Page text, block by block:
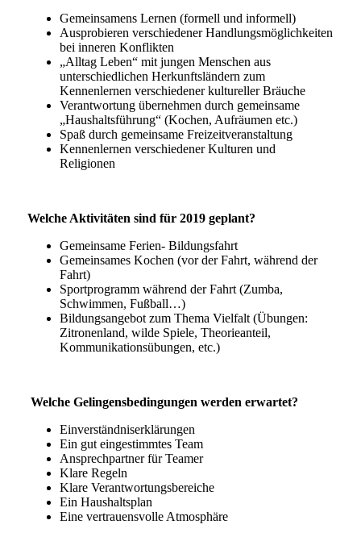
Gemeinsamens Lernen (formell und informell)
Ausprobieren verschiedener Handlungsmöglichkeiten
bei inneren Konflikten
„Alltag Leben“ mit jungen Menschen aus
unterschiedlichen Herkunftsländern zum
Kennenlernen verschiedener kultureller Bräuche
Verantwortung übernehmen durch gemeinsame
„Haushaltsführung“ (Kochen, Aufräumen etc.)
Spaß durch gemeinsame Freizeitveranstaltung
Kennenlernen verschiedener Kulturen und
Religionen
Welche Aktivitäten sind für 2019 geplant?
Gemeinsame Ferien- Bildungsfahrt
Gemeinsames Kochen (vor der Fahrt, während der
Fahrt)
Sportprogramm während der Fahrt (Zumba,
Schwimmen, Fußball…)
Bildungsangebot zum Thema Vielfalt (Übungen:
Zitronenland, wilde Spiele, Theorieanteil,
Kommunikationsübungen, etc.)
Welche Gelingensbedingungen werden erwartet?
Einverständniserklärungen
Ein gut eingestimmtes Team
Ansprechpartner für Teamer
Klare Regeln
Klare Verantwortungsbereiche
Ein Haushaltsplan
Eine vertrauensvolle Atmosphäre